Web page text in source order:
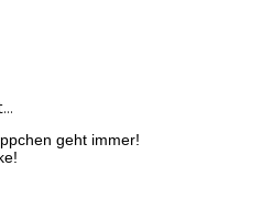
geht immer!